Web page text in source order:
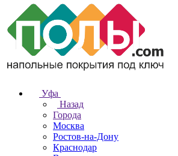
Уфа
Назад
Города
Москва
Ростов-на-Дону
Краснодар